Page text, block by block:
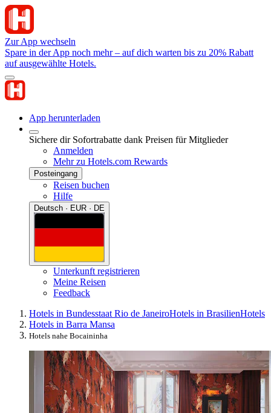
Zur App wechseln
Spare in der App noch mehr – auf dich warten bis zu 20% Rabatt
auf ausgewählte Hotels.
App herunterladen
Sichere dir Sofortrabatte dank Preisen für Mitglieder
Anmelden
Mehr zu Hotels.com Rewards
Posteingang
Reisen buchen
Hilfe
Deutsch · EUR · DE
Unterkunft registrieren
Meine Reisen
Feedback
Hotels in Bundesstaat Rio de JaneiroHotels in BrasilienHotels
Hotels in Barra Mansa
Hotels nahe Bocaininha